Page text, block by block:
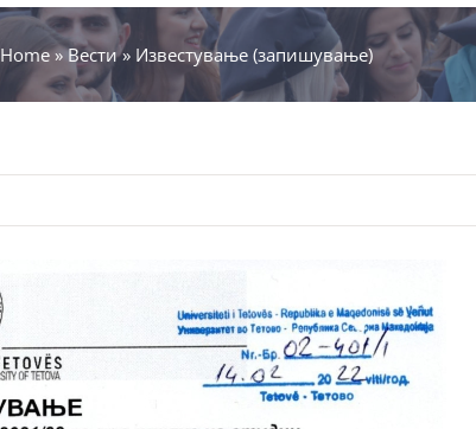
Home»Вести» Известување (запишување)